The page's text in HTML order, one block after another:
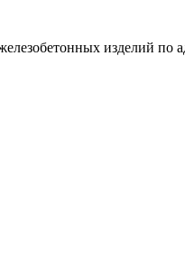
изделий по